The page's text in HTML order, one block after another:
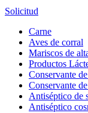
Solicitud
Carne
Aves de corral
Mariscos de
Productos
Conservante
Conservante
Antiséptico de
Antiséptico